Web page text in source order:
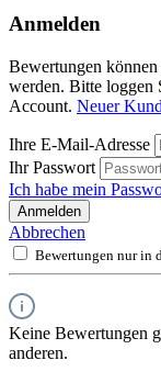
Anmelden
Bewertungen können
werden. Bitte loggen
Account. Neuer
Ihre E-Mail-Adresse
Ihr Passwort
Ich habe mein
Anmelden
Abbrechen
Bewertungen nur in
Keine Bewertungen
anderen.